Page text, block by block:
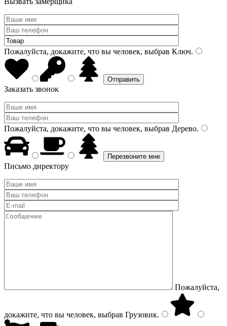
Пожалуйста, докажите, что вы человек, выбрав Ключ.
Заказать звонок
Пожалуйста, докажите, что вы человек, выбрав Дерево.
Письмо директору
Пожалуйста,
докажите, что вы человек, выбрав Грузовик.